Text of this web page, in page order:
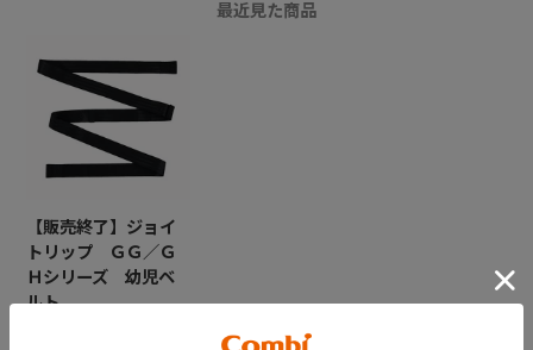
最近見た商品
【販売終了】ジョイ
トリップ ＧＧ／Ｇ
Ｈシリーズ 幼児ベ
ルト